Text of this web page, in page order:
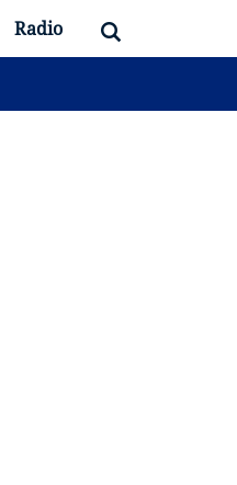
Radio